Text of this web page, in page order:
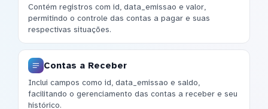
Contém registros com id, data_emissao e valor,
permitindo o controle das contas a pagar e suas
respectivas situações.
Contas a Receber
Inclui campos como id, data_emissao e saldo,
facilitando o gerenciamento das contas a receber e seu
histórico.